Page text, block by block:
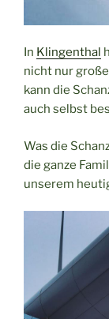
In Klingenthal
nicht nur
kann die
auch selbst
Was die
die ganze
unserem